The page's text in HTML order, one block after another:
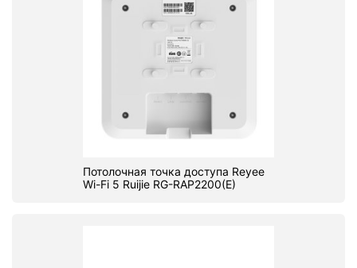
Потолочная точка доступа Reyee
Wi-Fi 5 Ruijie RG-RAP2200(E)